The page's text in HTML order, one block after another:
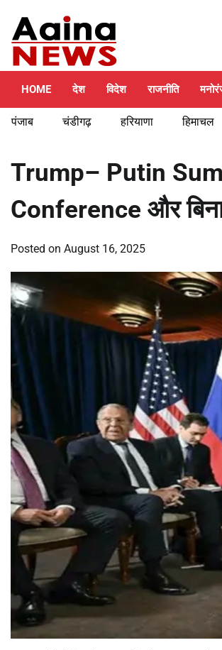
content
HOME देश विदेश राजनीति
पंजाब चंडीगढ़ हरियाणा हिमाचल
Trump– Putin
Conference और
Posted on August 16, 2025